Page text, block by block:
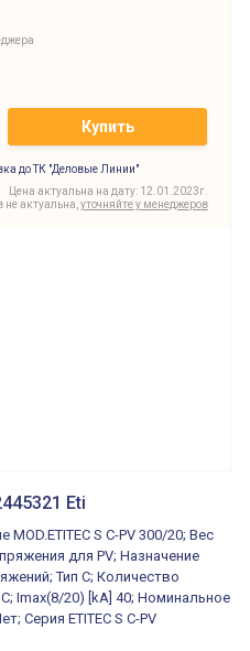
Купить
до ТК "Деловые Линии"
Цена актуальна на дату: 12.01.2023г.
не актуальна, уточняйте у менеджеров
230 0000 С
Eti
S C-PV 300/20; Вес
для PV; Назначение
Тип C; Количество
Imax(8/20) [kA] 40; Номинальное
Серия ETITEC S C-PV